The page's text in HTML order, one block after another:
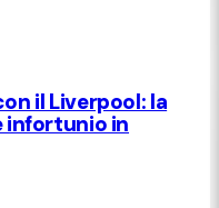
il Liverpool: la
infortunio in